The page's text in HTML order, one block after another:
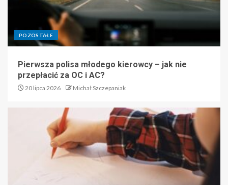
POZOSTAŁE
Pierwsza polisa młodego kierowcy – jak nie
przepłacić za OC i AC?
20 lipca 2026 Michał Szczepaniak